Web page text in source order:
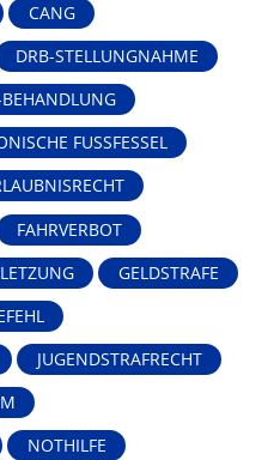
CANG
DRB-STELLUNGNAHME
FUSSFESSEL
FAHRVERBOT
GELDSTRAFE
JUGENDSTRAFRECHT
NOTHILFE